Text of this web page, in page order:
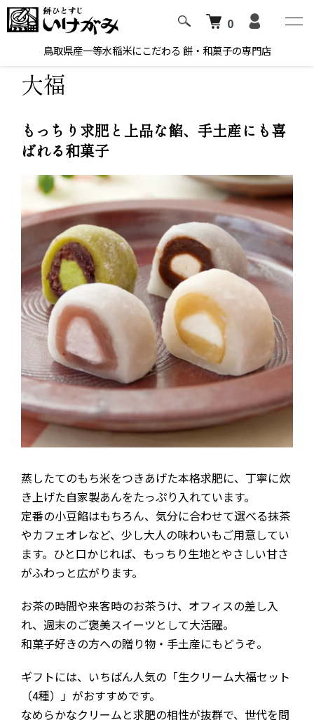
0
鳥取県産一等水稲米にこだわる 餅・和菓子の専門店
大福
もっちり求肥と上品な餡、手土産にも喜
ばれる和菓子
蒸したてのもち米をつきあげた本格求肥に、丁寧に炊
き上げた自家製あんをたっぷり入れています。
定番の小豆餡はもちろん、気分に合わせて選べる抹茶
やカフェオレなど、少し大人の味わいもご用意してい
ます。ひと口かじれば、もっちり生地とやさしい甘さ
がふわっと広がります。
お茶の時間や来客時のお茶うけ、オフィスの差し入
れ、週末のご褒美スイーツとして大活躍。
和菓子好きの方への贈り物・手土産にもどうぞ。
ギフトには、いちばん人気の「生クリーム大福セット
（4種）」がおすすめです。
なめらかなクリームと求肥の相性が抜群で、世代を問